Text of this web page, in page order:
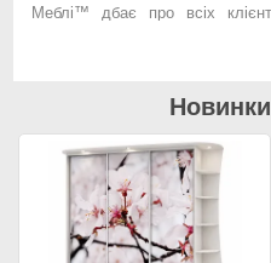
Меблі™ дбає про всіх
покупців які переглядають
Київ-Меблі™, можна вигідно
зумовлені багаторічним
у оселю на верстатах
Настінні дзеркала та
якість виробництва на